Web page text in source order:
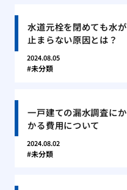
水道元栓を閉めても水が
止まらない原因とは？
2024.08.05
未分類
一戸建ての漏水調査にか
かる費用について
2024.08.02
未分類